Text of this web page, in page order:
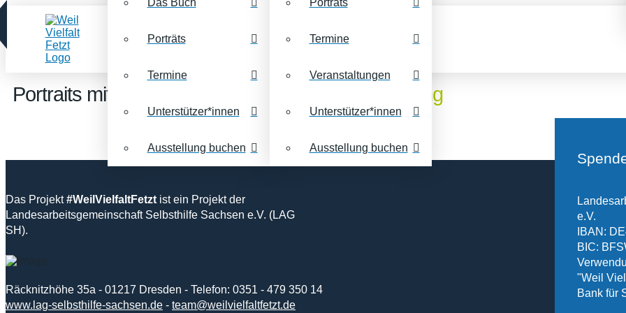
Das Buch
Porträts
Termine
Unterstützer*innen
Ausstellung buchen
Porträts
Termine
Veranstaltungen
Unterstützer*innen
Ausstellung buchen
Portraits mit dem Stichwort: Geistige Einschränkung
e.V.
IBAN:
BIC:
"Weil
Bank für
Das Projekt#WeilVielfaltFetzt ist ein Projekt der
Landesarbeitsgemeinschaft Selbsthilfe Sachsen e.V. (LAG
SH).
Räcknitzhöhe 35a - 01217 Dresden - Telefon: 0351 - 479 350 14
www.lag-selbsthilfe-sachsen.de - team@weilvielfaltfetzt.de